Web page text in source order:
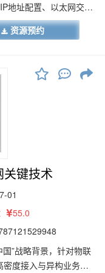
地址配置、以太网交换
关键技术，内容包
络设备、绘制GPON
三大模板、ONT添
络业务开通及配置，内
ONU数据业务开通
注册）、语音业务开通
开通及配置等；项目5
系统配置故障处理、
理、语音业务故障处
用场景出发，循序渐
的应用，可作为全光
资源预约
键技术
01
55.0
国”战略背景，针对物联
度接入与异构业务共